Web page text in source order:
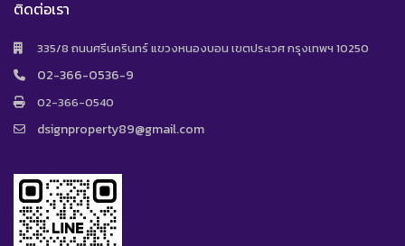
ติดต่อเรา
335/8 ถนนศรีนครินทร์ แขวงหนองบอน เขตประเวศ กรุงเทพฯ 10250
02-366-0536-9
02-366-0540
dsignproperty89@gmail.com